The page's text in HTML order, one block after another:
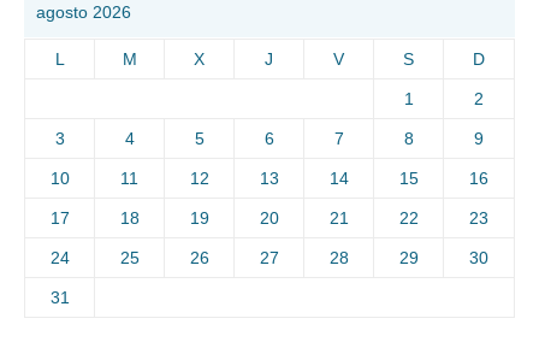
agosto 2026
L M X J V S D
1 2
3 4 5 6 7 8 9
10 11 12 13 14 15 16
17 18 19 20 21 22 23
24 25 26 27 28 29 30
31